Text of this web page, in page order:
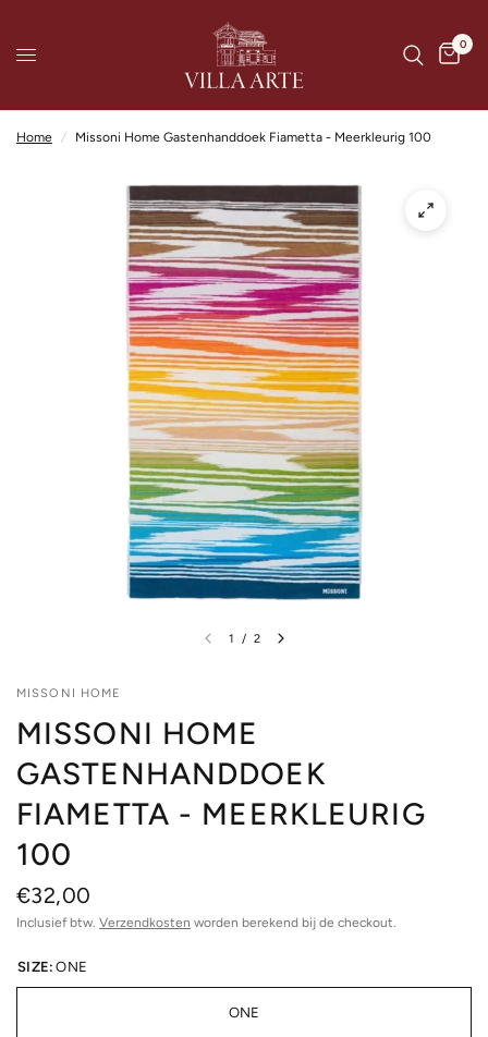
0
Home / Missoni Home Gastenhanddoek Fiametta - Meerkleurig 100
1 / 2
MISSONI HOME
MISSONI HOME
GASTENHANDDOEK
FIAMETTA - MEERKLEURIG
100
€32,00
Inclusief btw. Verzendkosten worden berekend bij de checkout.
SIZE: ONE
ONE